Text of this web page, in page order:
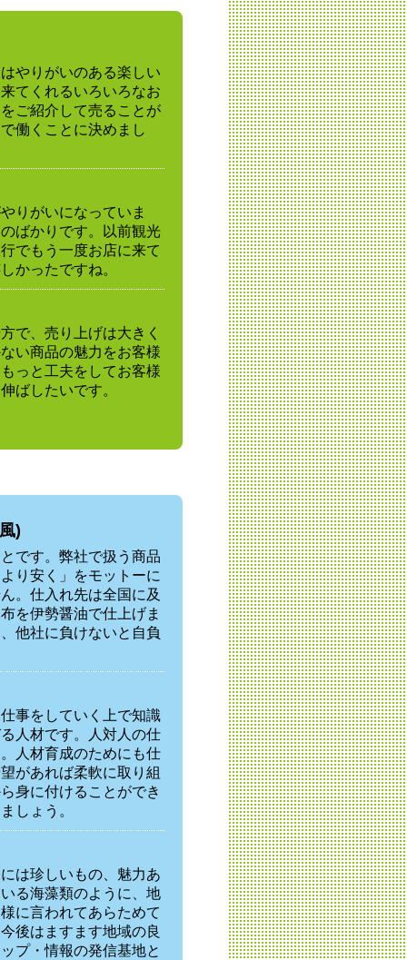
やりがいのある楽しい
てくれるいろいろなお
ご紹介して売ることが
働くことに決めまし
りがいになっていま
ばかりです。以前観光
でもう一度お店に来て
かったですね。
で、売り上げは大きく
い商品の魅力をお客様
っと工夫をしてお客様
ばしたいです。
)
です。弊社で扱う商品
り安く」をモットーに
。仕入れ先は全国に及
を伊勢醤油で仕上げま
他社に負けないと自負
事をしていく上で知識
人材です。人対人の仕
人材育成のためにも仕
があれば柔軟に取り組
身に付けることができ
しょう。
は珍しいもの、魅力あ
る海藻類のように、地
に言われてあらためて
後はますます地域の良
プ・情報の発信基地と